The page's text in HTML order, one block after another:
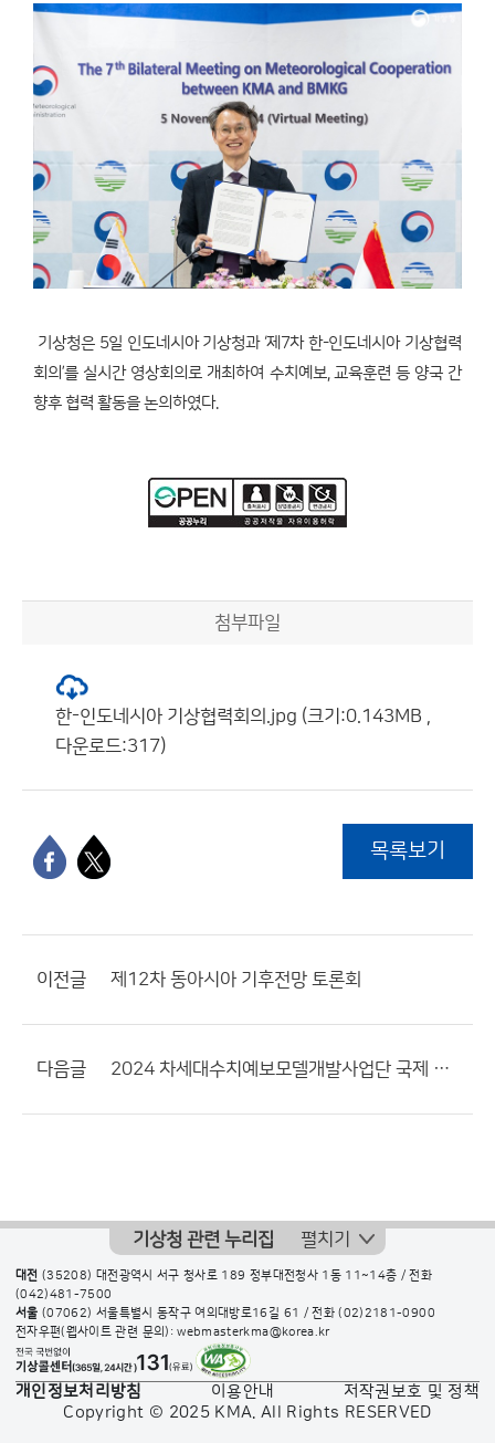
기상청은 5일 인도네시아 기상청과 ‘제7차 한-인도네시아 기상협력
회의’를 실시간 영상회의로 개최하여 수치예보, 교육훈련 등 양국 간
향후 협력 활동을 논의하였다.
첨부파일
한-인도네시아 기상협력회의.jpg (크기:0.143MB ,
다운로드:317)
목록보기
이전글 제12차 동아시아 기후전망 토론회
다음글 2024 차세대수치예보모델개발사업단 국제 학술회의
기상청 관련 누리집 펼치기
대전 (35208) 대전광역시 서구 청사로 189 정부대전청사 1동 11~14층 / 전화
(042)481-7500
서울 (07062) 서울특별시 동작구 여의대방로16길 61 / 전화(02)2181-0900
전자우편(웹사이트 관련 문의): webmasterkma@korea.kr
개인정보처리방침 이용안내
저작권보호 및 정책
Copyright © 2025 KMA. All Rights RESERVED